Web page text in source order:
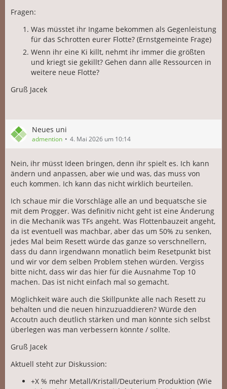
Fragen:
Was müsstet ihr Ingame bekommen als Gegenleistung
für das Schrotten eurer Flotte? (Ernstgemeinte Frage)
Wenn ihr eine Ki killt, nehmt ihr immer die größten
und kriegt sie gekillt? Gehen dann alle Ressourcen in
weitere neue Flotte?
Gruß Jacek
Neues uni
admention 4. Mai 2026 um 10:14
Nein, ihr müsst Ideen bringen, denn ihr spielt es. Ich kann
ändern und anpassen, aber wie und was, das muss von
euch kommen. Ich kann das nicht wirklich beurteilen.
Ich schaue mir die Vorschläge alle an und bequatsche sie
mit dem Progger. Was definitiv nicht geht ist eine Änderung
in die Mechanik was TFs angeht. Was Flottenbauzeit angeht,
da ist eventuell was machbar, aber das um 50% zu senken,
jedes Mal beim Resett würde das ganze so verschnellern,
dass du dann irgendwann monatlich beim Resetpunkt bist
und wir vor dem selben Problem stehen würden. Vergiss
bitte nicht, dass wir das hier für die Ausnahme Top 10
machen. Das ist nicht einfach mal so gemacht.
Möglichkeit wäre auch die Skillpunkte alle nach Resett zu
behalten und die neuen hinzuzuaddieren? Würde den
Accoutn auch deutlich stärken und man könnte sich selbst
überlegen was man verbessern könnte / sollte.
Gruß Jacek
Aktuell steht zur Diskussion:
+X % mehr Metall/Kristall/Deuterium Produktion (Wie